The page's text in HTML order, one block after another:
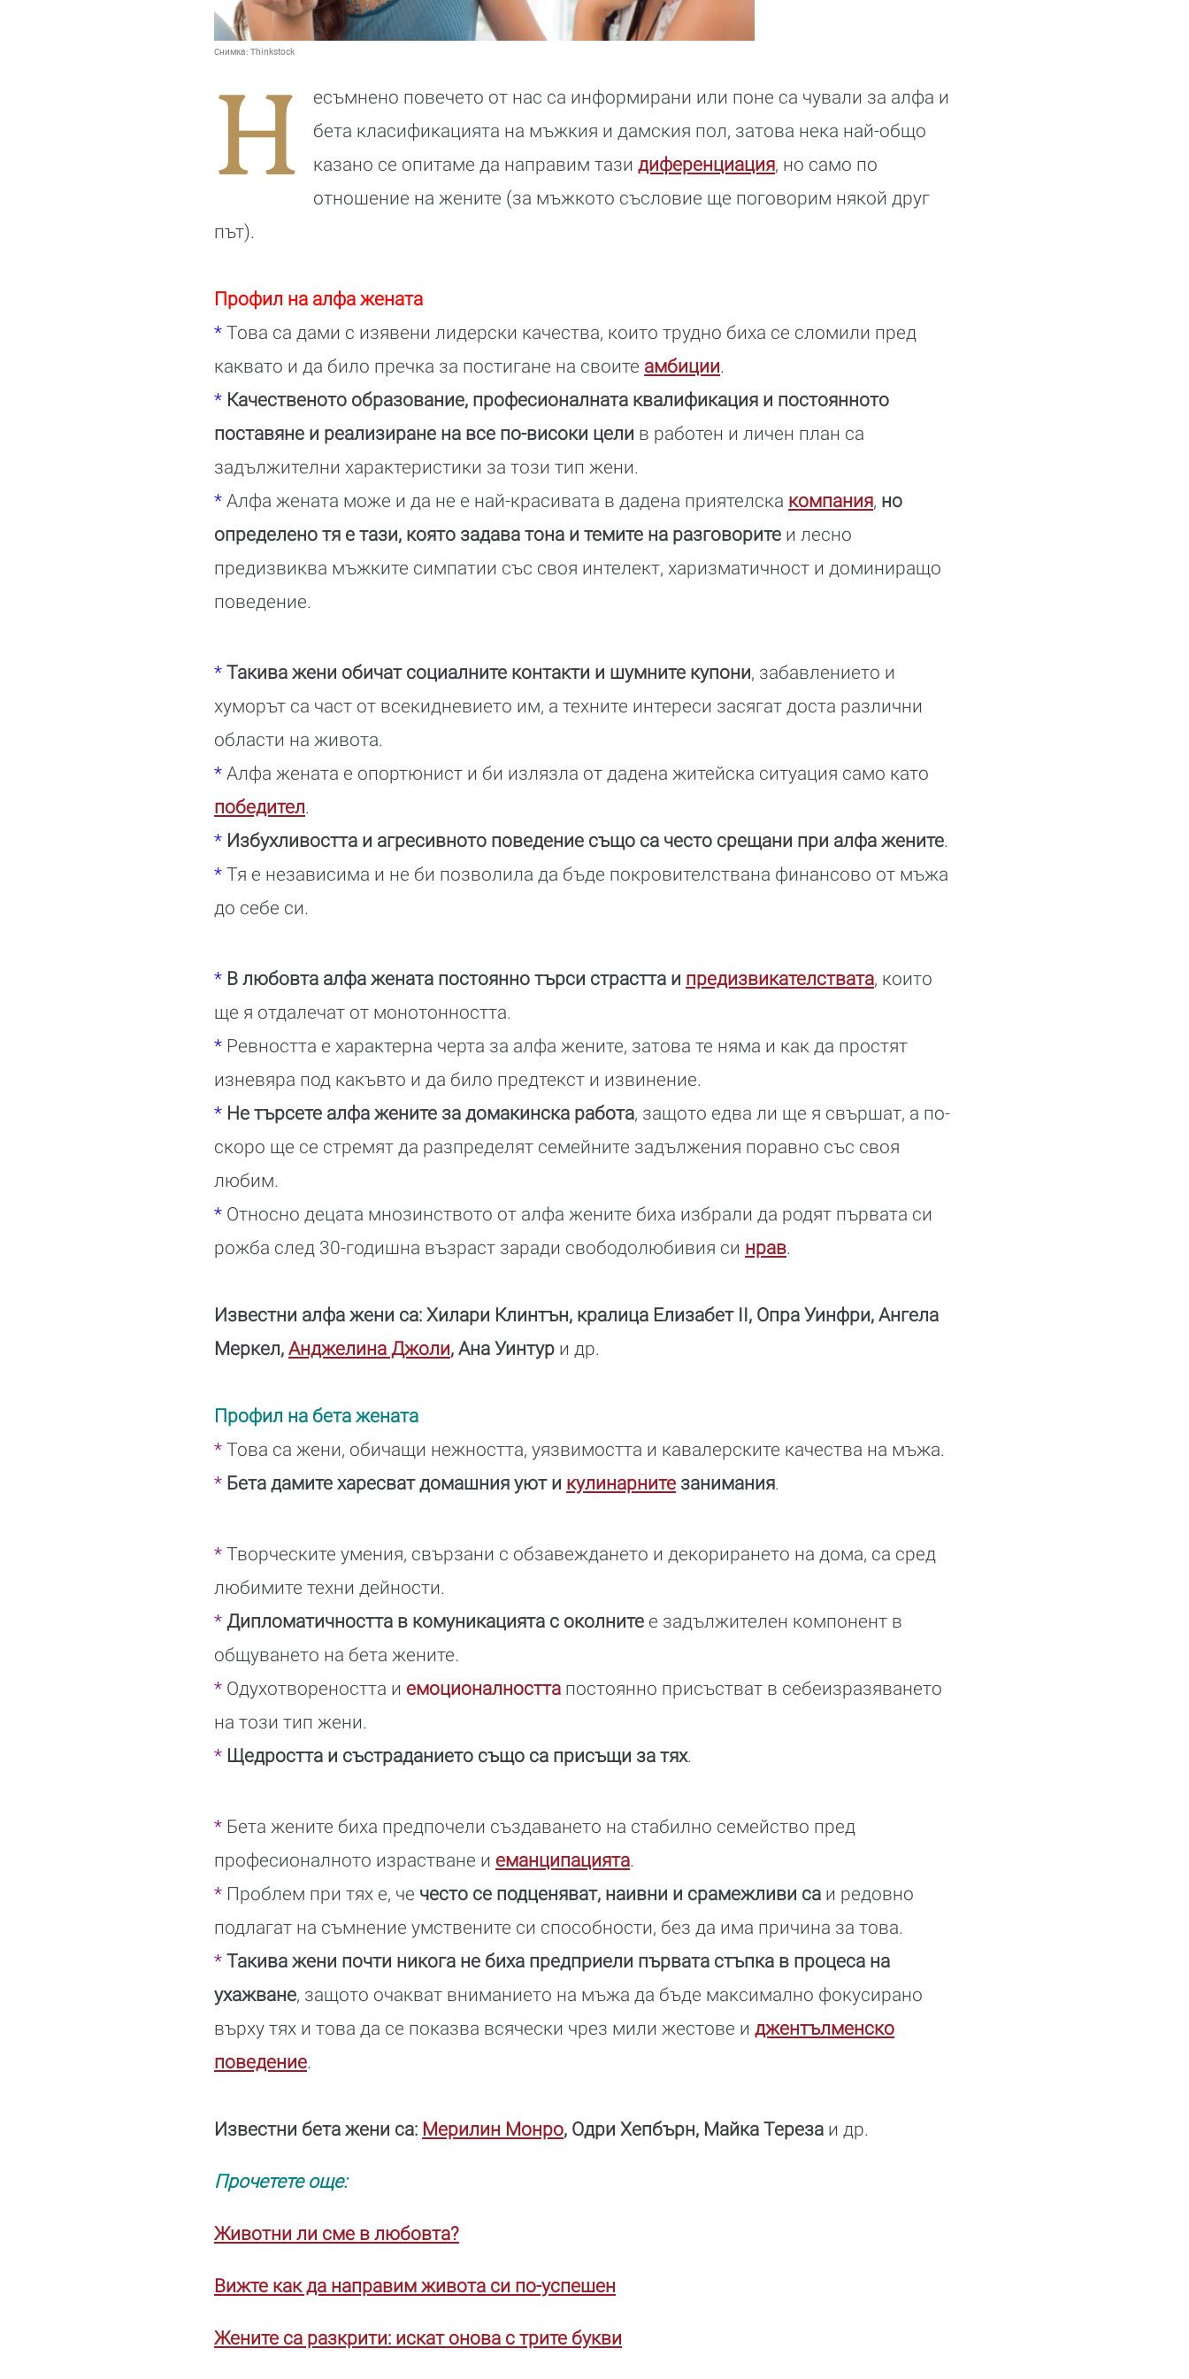
Снимка: Thinkstock
Н
есъмнено повечето от нас са информирани или поне са чували за алфа и
бета класификацията на мъжкия и дамския пол, затова нека най-общо
казано се опитаме да направим тази диференциация, но само по
отношение на жените (за мъжкото съсловие ще поговорим някой друг
път).
Профил на алфа жената
* Това са дами с изявени лидерски качества, които трудно биха се сломили пред
каквато и да било пречка за постигане на своите амбиции.
* Качественото образование, професионалната квалификация и постоянното
поставяне и реализиране на все по-високи цели в работен и личен план са
задължителни характеристики за този тип жени.
* Алфа жената може и да не е най-красивата в дадена приятелска компания, но
определено тя е тази, която задава тона и темите на разговорите и лесно
предизвиква мъжките симпатии със своя интелект, харизматичност и доминиращо
поведение.
* Такива жени обичат социалните контакти и шумните купони, забавлението и
хуморът са част от всекидневието им, а техните интереси засягат доста различни
области на живота.
* Алфа жената е опортюнист и би излязла от дадена житейска ситуация само като
победител.
* Избухливостта и агресивното поведение също са често срещани при алфа жените.
* Тя е независима и не би позволила да бъде покровителствана финансово от мъжа
до себе си.
* В любовта алфа жената постоянно търси страстта и предизвикателствата, които
ще я отдалечат от монотонността.
* Ревността е характерна черта за алфа жените, затова те няма и как да простят
изневяра под какъвто и да било предтекст и извинение.
* Не търсете алфа жените за домакинска работа, защото едва ли ще я свършат, а по-
скоро ще се стремят да разпределят семейните задължения поравно със своя
любим.
* Относно децата мнозинството от алфа жените биха избрали да родят първата си
рожба след 30-годишна възраст заради свободолюбивия си нрав.
Известни алфа жени са: Хилари Клинтън, кралица Елизабет II, Опра Уинфри, Ангела
Меркел, Анджелина Джоли, Ана Уинтур и др.
Профил на бета жената
* Това са жени, обичащи нежността, уязвимостта и кавалерските качества на мъжа.
* Бета дамите харесват домашния уют и кулинарните занимания.
* Творческите умения, свързани с обзавеждането и декорирането на дома, са сред
любимите техни дейности.
* Дипломатичността в комуникацията с околните е задължителен компонент в
общуването на бета жените.
* Одухотвореността и емоционалността постоянно присъстват в себеизразяването
на този тип жени.
* Щедростта и състраданието също са присъщи за тях.
* Бета жените биха предпочели създаването на стабилно семейство пред
професионалното израстване и еманципацията.
* Проблем при тях е, че често се подценяват, наивни и срамежливи са и редовно
подлагат на съмнение умствените си способности, без да има причина за това.
* Такива жени почти никога не биха предприели първата стъпка в процеса на
ухажване, защото очакват вниманието на мъжа да бъде максимално фокусирано
върху тях и това да се показва всячески чрез мили жестове и джентълменско
поведение.
Известни бета жени са: Мерилин Монро, Одри Хепбърн, Майка Тереза и др.
Прочетете още:
Животни ли сме в любовта?
Вижте как да направим живота си по-успешен
Жените са разкрити: искат онова с трите букви